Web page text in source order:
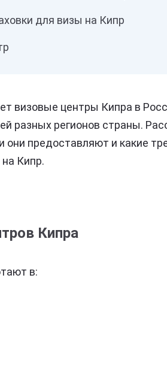
для визы на Кипр
визовые центры Кипра в
разных регионов страны.
они предоставляют и какие
Кипр.
Кипра
в: